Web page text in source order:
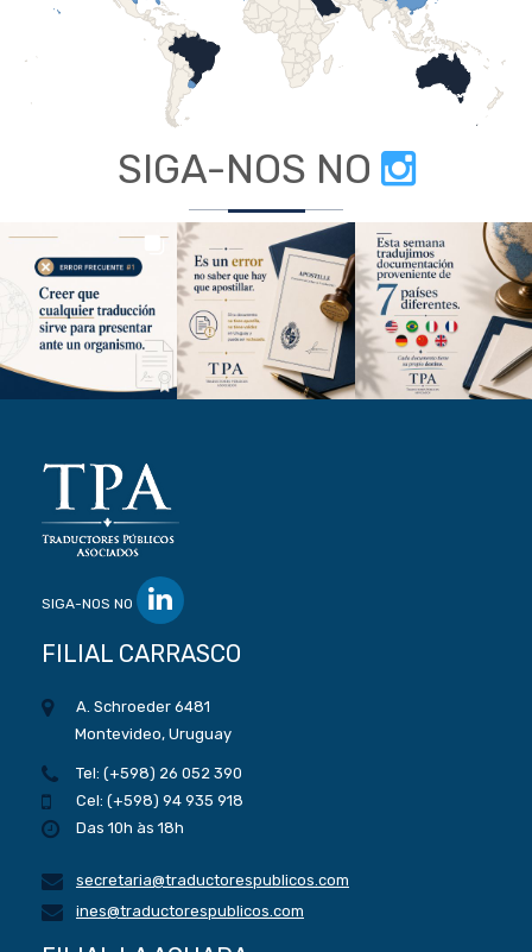
SIGA-NOS NO
SIGA-NOS NO
FILIAL CARRASCO
A. Schroeder 6481
Montevideo, Uruguay
Tel: (+598) 26 052 390
Cel: (+598) 94 935 918
Das 10h às 18h
secretaria@traductorespublicos.com
ines@traductorespublicos.com